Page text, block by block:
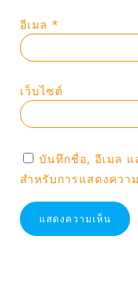
อีเมล *
เว็บไซต์
บันทึกชื่อ, อีเมล แ
สำหรับการแสดงควา